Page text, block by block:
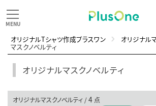
オリジナルTシャツ作成プラスワン オリジナル
マスクノベルティ
オリジナルマスクノベルティ
オリジナルマスクノベルティ /4点